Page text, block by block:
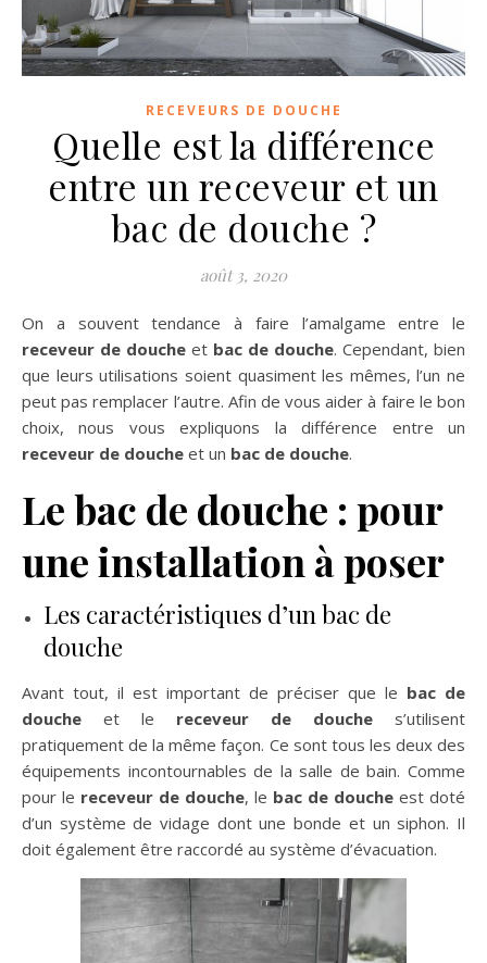
RECEVEURS DE DOUCHE
Quelle est la différence
entre un receveur et un
bac de douche ?
août 3, 2020
On a souvent tendance à faire l’amalgame entre le
receveur de douche et bac de douche. Cependant, bien
que leurs utilisations soient quasiment les mêmes, l’un ne
peut pas remplacer l’autre. Afin de vous aider à faire le bon
choix, nous vous expliquons la différence entre un
receveur de douche et un bac de douche.
Le bac de douche : pour
une installation à poser
Les caractéristiques d’un bac de
douche
Avant tout, il est important de préciser que le bac de
douche et le receveur de douche s’utilisent
pratiquement de la même façon. Ce sont tous les deux des
équipements incontournables de la salle de bain. Comme
pour le receveur de douche, le bac de douche est doté
d’un système de vidage dont une bonde et un siphon. Il
doit également être raccordé au système d’évacuation.